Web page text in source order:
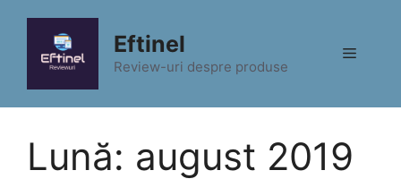
conținut
Eftinel
Review-uri despre produse
Meniu
Lună: august 2019